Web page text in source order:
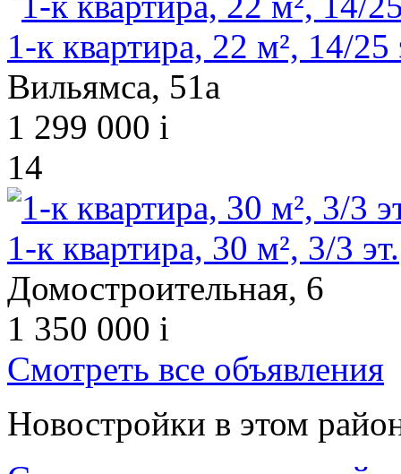
1-к квартира, 22 м², 14/25
Вильямса, 51а
1 299 000 i
14
1-к квартира, 30 м², 3/3 эт.
Домостроительная, 6
1 350 000 i
Смотреть все объявления
Новостройки в этом